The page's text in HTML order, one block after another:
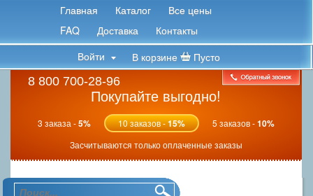
Главная Каталог
Все цены
FAQ
Доставка
Контакты
В корзине
Пусто
Войти
Покупайте выгодно!
3 заказа -5% 10 заказов -15% 5 заказов -10%
Засчитываются только оплаченные заказы
8 800 700-28-96